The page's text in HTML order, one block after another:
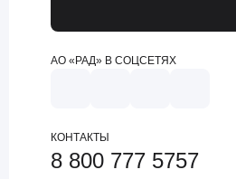
АО «РАД» В СОЦСЕТЯХ
КОНТАКТЫ
8 800 777 5757